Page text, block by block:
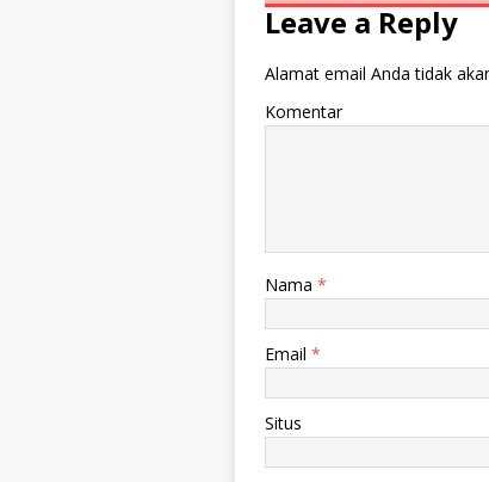
Leave a Reply
Alamat email Anda tidak
Komentar
Nama *
Email *
Situs